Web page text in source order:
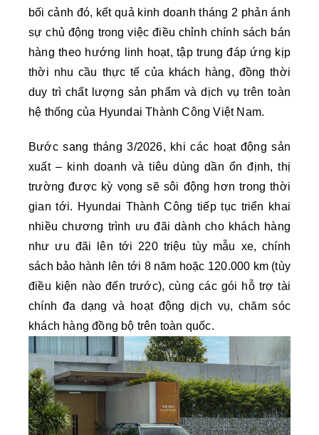
bối cảnh đó, kết quả kinh doanh tháng 2 phản ánh
sự chủ động trong việc điều chỉnh chính sách bán
hàng theo hướng linh hoạt, tập trung đáp ứng kịp
thời nhu cầu thực tế của khách hàng, đồng thời
duy trì chất lượng sản phẩm và dịch vụ trên toàn
hệ thống của Hyundai Thành Công Việt Nam.
Bước sang tháng 3/2026, khi các hoạt động sản
xuất – kinh doanh và tiêu dùng dần ổn định, thị
trường được kỳ vọng sẽ sôi động hơn trong thời
gian tới. Hyundai Thành Công tiếp tục triển khai
nhiều chương trình ưu đãi dành cho khách hàng
như ưu đãi lên tới 220 triệu tùy mẫu xe, chính
sách bảo hành lên tới 8 năm hoặc 120.000 km (tùy
điều kiện nào đến trước), cùng các gói hỗ trợ tài
chính đa dạng và hoạt động dịch vụ, chăm sóc
khách hàng đồng bộ trên toàn quốc.